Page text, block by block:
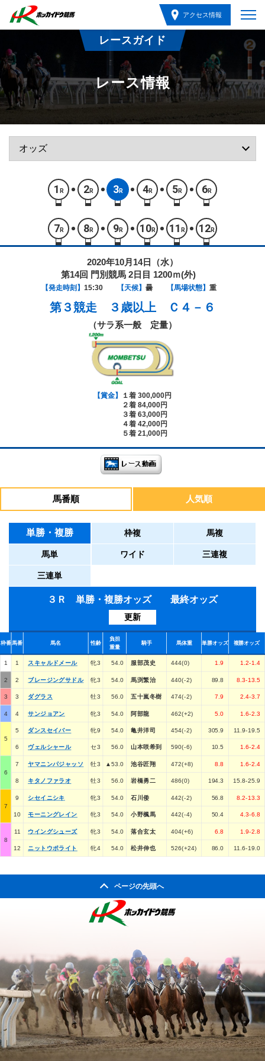
アクセス情報
レースガイド
レース情報
1 R 2R 3R 4R 5R 6R
7 R 8R 9R 10R 11 R 12R
2020年10月14日（水）
第14回 門別競馬 2日目 1200ｍ(外)
【発走時刻】 15:30 【天候】 曇 【馬場状態】 重
第３競走 ３歳以上 Ｃ４－６
（サラ系一般 定量）
【賞金】
１着 300,000円
２着 84,000円
３着 63,000円
４着 42,000円
５着 21,000円
馬番順 人気順
単勝・複勝 枠複 馬複
馬単 ワイド 三連複
三連単
３Ｒ 単勝・複勝オッズ 最終オッズ
更新
枠番馬番 馬名 性齢
負担
重量
騎手 馬体重 単勝オッズ 複勝オッズ
1 1 スキャルドメール 牝3 54.0 服部茂史 444(0) 1.9 1.2-1.4
2 2 ブレージングサドル 牝3 54.0 馬渕繁治 440(-2) 89.8 8.3-13.5
3 3 ダグラス 牡3 56.0 五十嵐冬樹 474(-2) 7.9 2.4-3.7
4 4 サンジョアン 牝3 54.0 阿部龍 462(+2) 5.0 1.6-2.3
5
5 ダンスセイバー 牝9 54.0 亀井洋司 454(-2) 305.9 11.9-19.5
6 ヴェルシャール セ3 56.0 山本咲希到 590(-6) 10.5 1.6-2.4
6
7 ヤマニンパジャッソ 牡3 ▲53.0 池谷匠翔 472(+8) 8.8 1.6-2.4
8 キタノファラオ 牡3 56.0 岩橋勇二 486(0) 194.3 15.8-25.9
7
9 シセイニシキ 牝3 54.0 石川倭 442(-2) 56.8 8.2-13.3
10 モーニングレイン 牝3 54.0 小野楓馬 442(-4) 50.4 4.3-6.8
8
11 ウイングシューズ 牝3 54.0 落合玄太 404(+6) 6.8 1.9-2.8
12 ニットウポライト 牝4 54.0 松井伸也 526(+24) 86.0 11.6-19.0
ページの先頭へ